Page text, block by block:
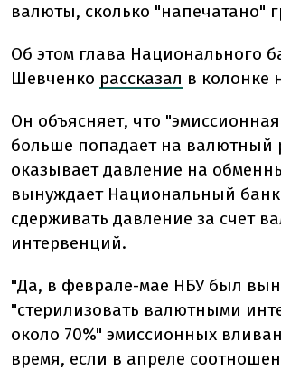
валюты, сколько "напечатано"
Об этом глава Национального
Шевченко рассказал в колонке
Он объясняет, что
больше попадает на валютный
оказывает давление на
вынуждает Национальный банк
сдерживать давление за счет
интервенций.
"Да, в феврале-мае НБУ был
"стерилизовать валютными
около 70%" эмиссионных
время, если в апреле